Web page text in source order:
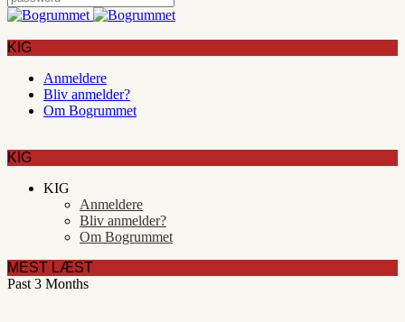
KIG
Anmeldere
Bliv anmelder?
Om Bogrummet
KIG
KIG
Anmeldere
Bliv anmelder?
Om Bogrummet
MEST LÆST
Past 3 Months